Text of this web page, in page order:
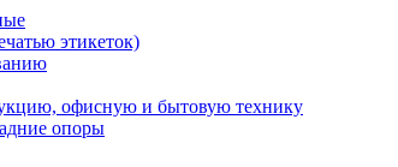
этикеток)
офисную и бытовую технику
опоры